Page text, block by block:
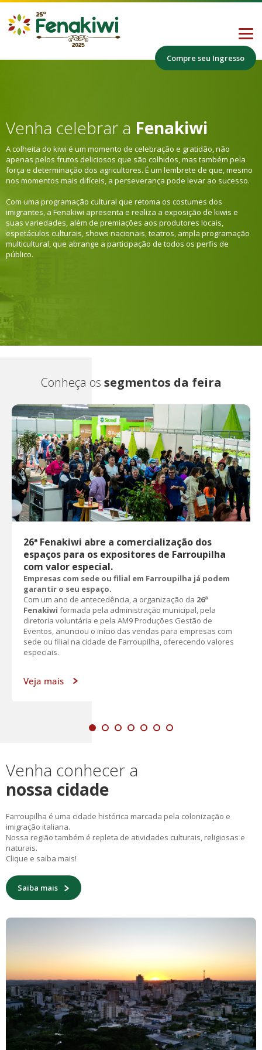
Programação
Segmentos
26ª Fenakiwi abre a comercialização dos
com valor especial.
Vinícolas
Cultura e Shows
Institucionais e Negócios
Produtos coloniais
Contato
Compre seu Ingresso
Venha celebrar a Fenakiwi
A colheita do kiwi é um momento de celebração e gratidão, não
apenas pelos frutos deliciosos que são colhidos, mas também pela
força e determinação dos agricultores. É um lembrete de que, mesmo
nos momentos mais difíceis, a perseverança pode levar ao sucesso.
Com uma programação cultural que retoma os costumes dos
imigrantes, a Fenakiwi apresenta e realiza a exposição de kiwis e
suas variedades, além de premiações aos produtores locais,
espetáculos culturais, shows nacionais, teatros, ampla programação
multicultural, que abrange a participação de todos os perfis de
público.
Conheça os segmentos da feira
26ª Fenakiwi abre a comercialização dos
espaços para os expositores de Farroupilha
com valor especial.
Empresas com sede ou filial em Farroupilha já podem
garantir o seu espaço.
Com um ano de antecedência, a organização da 26ª
Fenakiwi formada pela administração municipal, pela
diretoria voluntária e pela AM9 Produções Gestão de
Eventos, anunciou o início das vendas para empresas com
sede ou filial na cidade de Farroupilha, oferecendo valores
especiais.
Veja mais
Venha conhecer a
nossa cidade
Farroupilha é uma cidade histórica marcada pela colonização e
imigração italiana.
Nossa região também é repleta de atividades culturais, religiosas e
naturais.
Clique e saiba mais!
Saiba mais